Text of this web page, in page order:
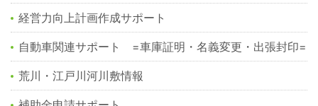
経営力向上計画作成サポート
自動車関連サポート =車庫証明・名義変更・出張封印=
荒川・江戸川河川敷情報